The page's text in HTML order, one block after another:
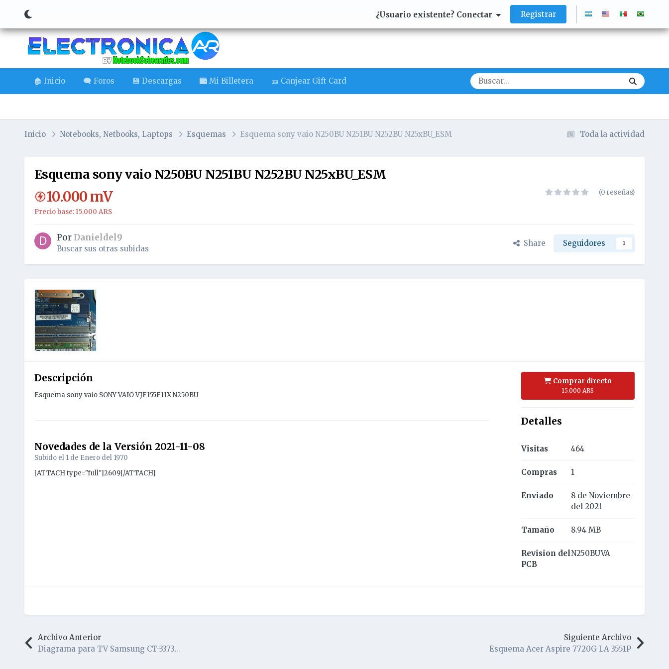
¿Usuario existente? Conectar Registrar
🏚️ Inicio 🗨️ Foros 💾 Descargas Mi Billetera 🎫 Canjear Gift Card
Toda la actividad
Inicio Notebooks, Netbooks, Laptops Esquemas Esquema sony vaio N250BU N251BU N252BU N25xBU_ESM
Esquema sony vaio N250BU N251BU N252BU N25xBU_ESM
10.000mV
Precio base: 15.000 ARS
(0 reseñas)
PorDanieldel9
Buscar sus otras subidas
Share Seguidores 1
Descripción
Esquema sony vaio SONY VAIO VJF155F11X N250BU
Novedades de la Versión 2021-11-08
Subido el 1 de Enero del 1970
[ATTACH type="full"]2609[/ATTACH]
Comprar directo
15.000 ARS
Detalles
Visitas 464
Compras 1
Enviado
8 de Noviembre
del 2021
Tamaño 8.94 MB
Revision del
PCB
N250BUVA
Archivo Anterior
Diagrama para TV Samsung CT-3373CA Chasis K-1
Siguiente Archivo
Esquema Acer Aspire 7720G LA 3551P